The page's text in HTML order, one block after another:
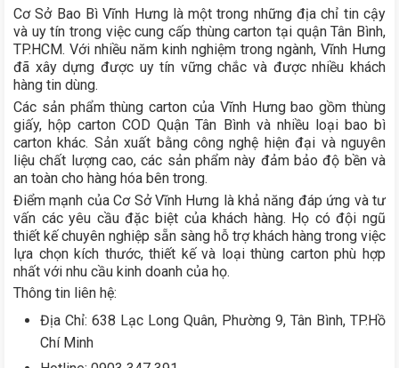
Cơ Sở Bao Bì Vĩnh Hưng là một trong những địa chỉ tin cậy
và uy tín trong việc cung cấp thùng carton tại quận Tân Bình,
TP.HCM. Với nhiều năm kinh nghiệm trong ngành, Vĩnh Hưng
đã xây dựng được uy tín vững chắc và được nhiều khách
hàng tin dùng.
Các sản phẩm thùng carton của Vĩnh Hưng bao gồm thùng
giấy, hộp carton COD Quận Tân Bình và nhiều loại bao bì
carton khác. Sản xuất bằng công nghệ hiện đại và nguyên
liệu chất lượng cao, các sản phẩm này đảm bảo độ bền và
an toàn cho hàng hóa bên trong.
Điểm mạnh của Cơ Sở Vĩnh Hưng là khả năng đáp ứng và tư
vấn các yêu cầu đặc biệt của khách hàng. Họ có đội ngũ
thiết kế chuyên nghiệp sẵn sàng hỗ trợ khách hàng trong việc
lựa chọn kích thước, thiết kế và loại thùng carton phù hợp
nhất với nhu cầu kinh doanh của họ.
Thông tin liên hệ:
Địa Chỉ: 638 Lạc Long Quân, Phường 9, Tân Bình, TP.Hồ
Chí Minh